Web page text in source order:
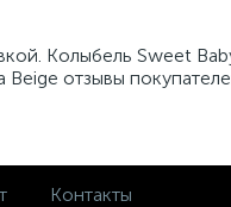
Колыбель Sweet
отзывы
Контакты